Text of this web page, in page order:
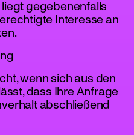
gegebenenfalls
Interesse an
wenn sich aus den
dass Ihre Anfrage
abschließend